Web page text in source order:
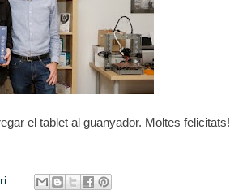
el tablet al guanyador. Moltes felicitats!